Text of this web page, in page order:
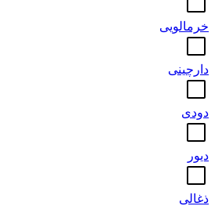
خرمالویی
دارچینی
دودی
دیور
ذغالی